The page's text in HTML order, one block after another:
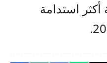
أكثر استدامة